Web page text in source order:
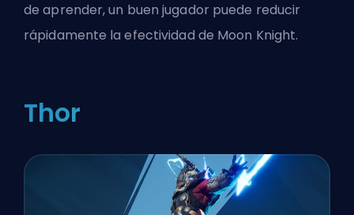
de aprender, un buen jugador puede reducir
rápidamente la efectividad de Moon Knight.
Thor